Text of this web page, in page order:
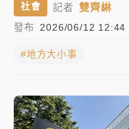
女律師陳昱瑄詐慈濟
故宮《龍藏經》特
周六起展出延長至晚
社會 記者 雙齊綝
發布 2026/06/12 12:44
#地方大小事